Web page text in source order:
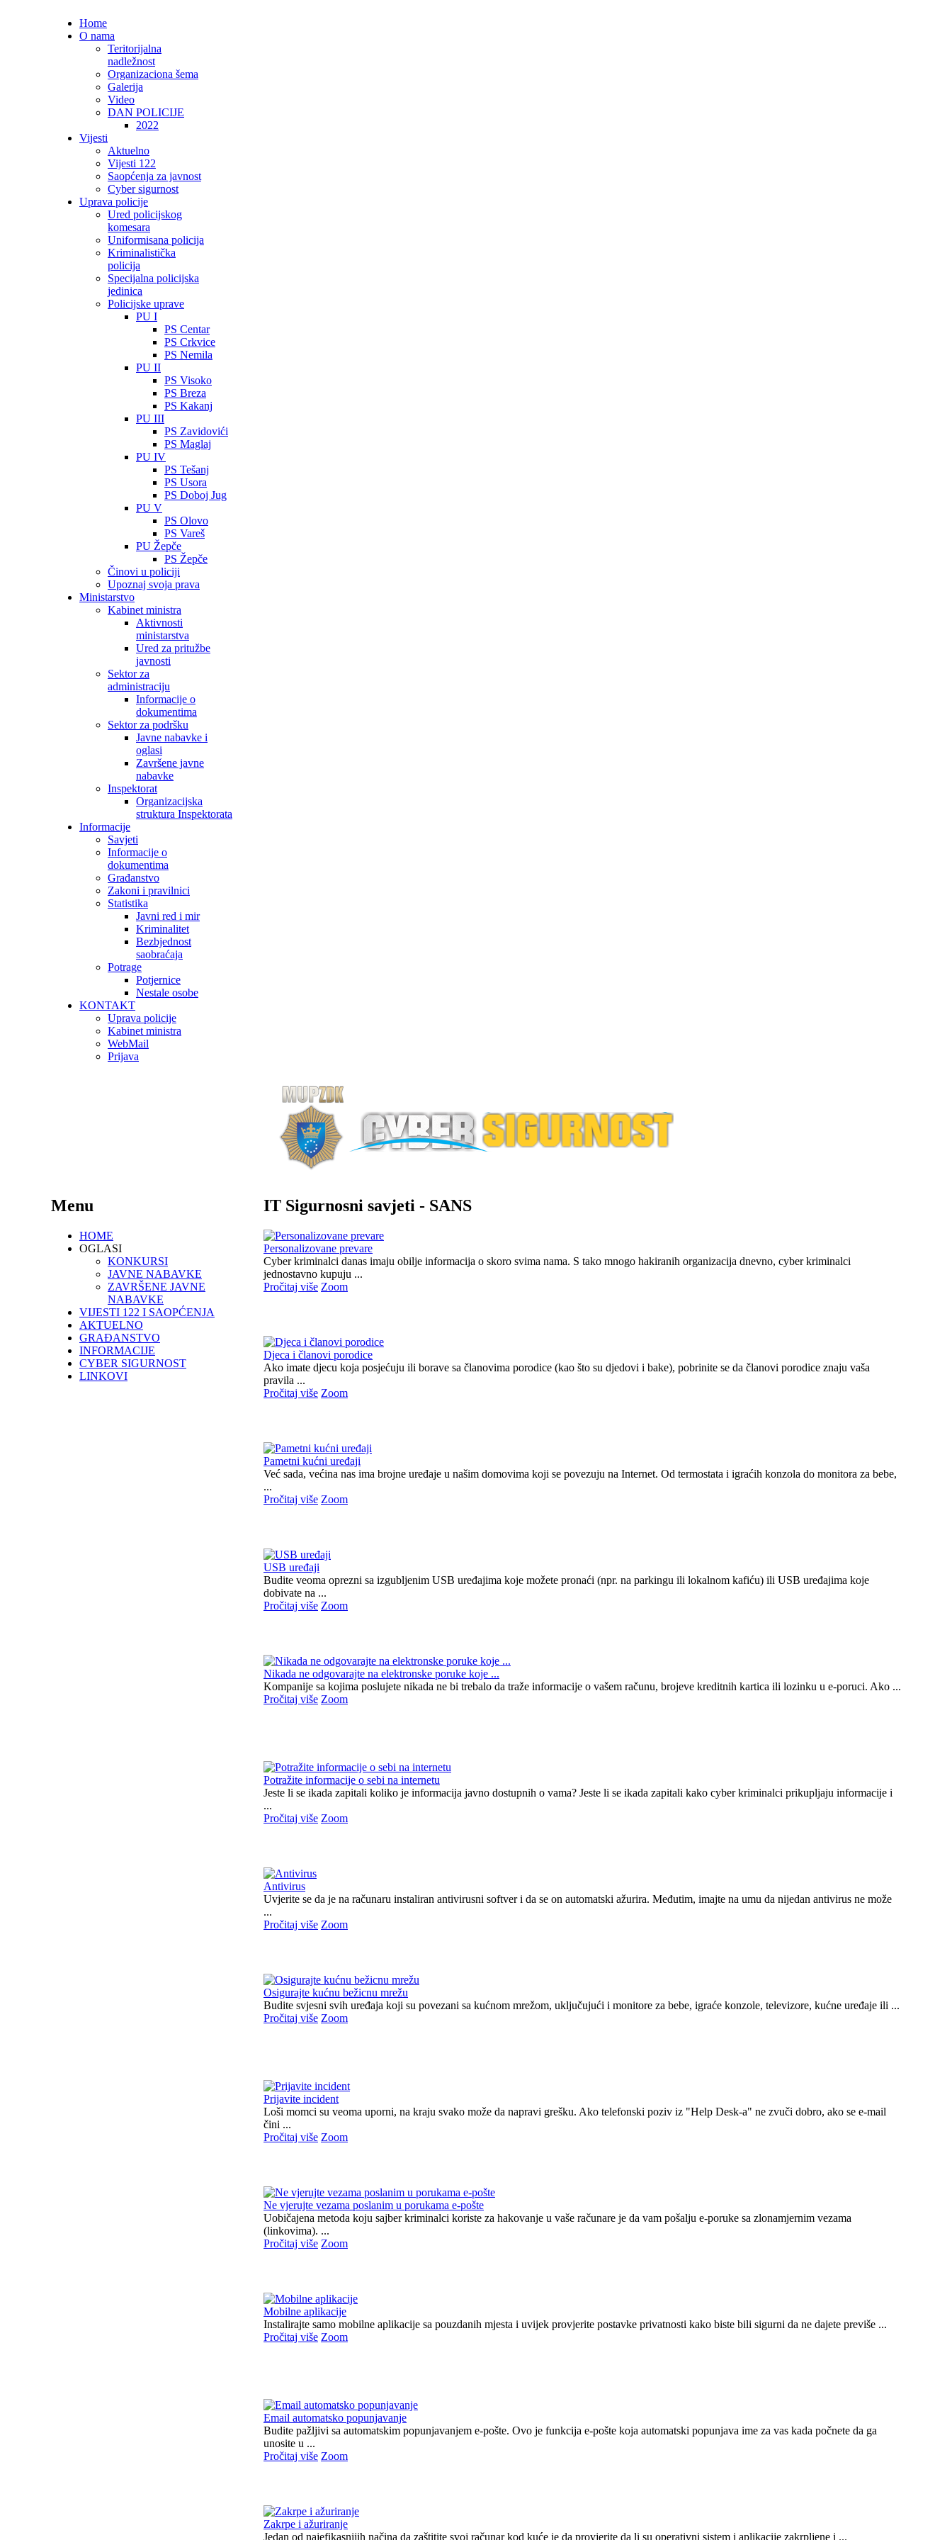
Home
O nama
Teritorijalna
nadležnost
Organizaciona šema
Galerija
Video
DAN POLICIJE
2022
Vijesti
Aktuelno
Vijesti 122
Saopćenja za javnost
Cyber sigurnost
Uprava policije
Ured policijskog
komesara
Uniformisana policija
Kriminalistička
policija
Specijalna policijska
jedinica
Policijske uprave
PU I
PS Centar
PS Crkvice
PS Nemila
PU II
PS Visoko
PS Breza
PS Kakanj
PU III
PS Zavidovići
PS Maglaj
PU IV
PS Tešanj
PS Usora
PS Doboj Jug
PU V
PS Olovo
PS Vareš
PU Žepče
PS Žepče
Činovi u policiji
Upoznaj svoja prava
Ministarstvo
Kabinet ministra
Aktivnosti
ministarstva
Ured za pritužbe
javnosti
Sektor za
administraciju
Informacije o
dokumentima
Sektor za podršku
Javne nabavke i
oglasi
Završene javne
nabavke
Inspektorat
Organizacijska
struktura Inspektorata
Informacije
Savjeti
Informacije o
dokumentima
Građanstvo
Zakoni i pravilnici
Statistika
Javni red i mir
Kriminalitet
Bezbjednost
saobraćaja
Potrage
Potjernice
Nestale osobe
KONTAKT
Uprava policije
Kabinet ministra
WebMail
Prijava
IT Sigurnosni savjeti - SANS
Personalizovane prevare
Cyber kriminalci danas imaju obilje informacija o skoro svima nama. S tako mnogo hakiranih organizacija dnevno, cyber kriminalci
jednostavno kupuju ...
Pročitaj više Zoom
Djeca i članovi porodice
Ako imate djecu koja posjećuju ili borave sa članovima porodice (kao što su djedovi i bake), pobrinite se da članovi porodice znaju vaša
pravila ...
Pročitaj više Zoom
Pametni kućni uređaji
Već sada, većina nas ima brojne uređaje u našim domovima koji se povezuju na Internet. Od termostata i igraćih konzola do monitora za bebe,
...
Pročitaj više Zoom
USB uređaji
Budite veoma oprezni sa izgubljenim USB uređajima koje možete pronaći (npr. na parkingu ili lokalnom kafiću) ili USB uređajima koje
dobivate na ...
Pročitaj više Zoom
Nikada ne odgovarajte na elektronske poruke koje ...
Kompanije sa kojima poslujete nikada ne bi trebalo da traže informacije o vašem računu, brojeve kreditnih kartica ili lozinku u e-poruci. Ako ...
Pročitaj više Zoom
Potražite informacije o sebi na internetu
Jeste li se ikada zapitali koliko je informacija javno dostupnih o vama? Jeste li se ikada zapitali kako cyber kriminalci prikupljaju informacije i
...
Pročitaj više Zoom
Antivirus
Uvjerite se da je na računaru instaliran antivirusni softver i da se on automatski ažurira. Međutim, imajte na umu da nijedan antivirus ne može
...
Pročitaj više Zoom
Osigurajte kućnu bežicnu mrežu
Budite svjesni svih uređaja koji su povezani sa kućnom mrežom, uključujući i monitore za bebe, igraće konzole, televizore, kućne uređaje ili ...
Pročitaj više Zoom
Prijavite incident
Loši momci su veoma uporni, na kraju svako može da napravi grešku. Ako telefonski poziv iz "Help Desk-a" ne zvuči dobro, ako se e-mail
čini ...
Pročitaj više Zoom
Ne vjerujte vezama poslanim u porukama e-pošte
Uobičajena metoda koju sajber kriminalci koriste za hakovanje u vaše računare je da vam pošalju e-poruke sa zlonamjernim vezama
(linkovima). ...
Pročitaj više Zoom
Mobilne aplikacije
Instalirajte samo mobilne aplikacije sa pouzdanih mjesta i uvijek provjerite postavke privatnosti kako biste bili sigurni da ne dajete previše ...
Pročitaj više Zoom
Email automatsko popunjavanje
Budite pažljivi sa automatskim popunjavanjem e-pošte. Ovo je funkcija e-pošte koja automatski popunjava ime za vas kada počnete da ga
unosite u ...
Pročitaj više Zoom
Zakrpe i ažuriranje
Jedan od najefikasnijih načina da zaštitite svoj računar kod kuće je da provjerite da li su operativni sistem i aplikacije zakrpljene i ...
Menu
HOME
OGLASI
KONKURSI
JAVNE NABAVKE
ZAVRŠENE JAVNE
NABAVKE
VIJESTI 122 I SAOPĆENJA
AKTUELNO
GRAĐANSTVO
INFORMACIJE
CYBER SIGURNOST
LINKOVI